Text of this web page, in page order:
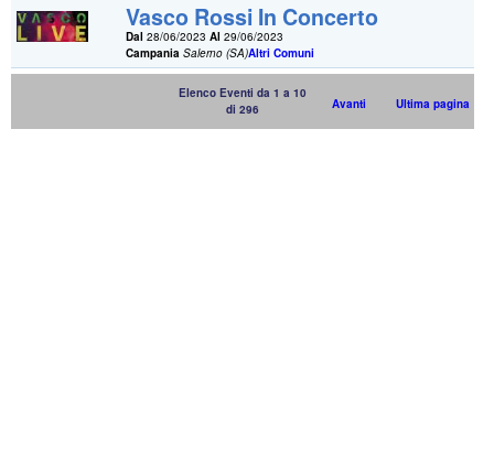
Vasco Rossi In Concerto
Dal 28/06/2023Al 29/06/2023
Campania Salerno (SA)Altri Comuni
Elenco Eventi da 1 a 10
di 296
Avanti Ultima pagina